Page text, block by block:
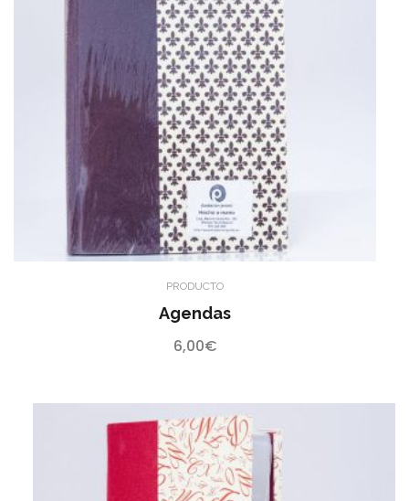
PRODUCTO
Agendas
6,00€